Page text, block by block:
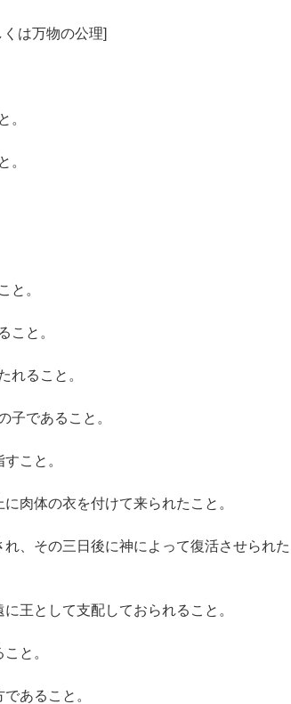
は万物の公理]
。
。
と。
こと。
れること。
子であること。
こと。
肉体の衣を付けて来られたこと。
、その三日後に神によって復活させられた
王として支配しておられること。
と。
あること。